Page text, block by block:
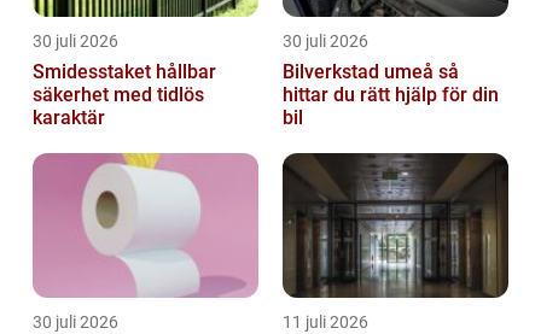
30 juli 2026
Smidesstaket hållbar
säkerhet med tidlös
karaktär
30 juli 2026
Bilverkstad umeå så
hittar du rätt hjälp för din
bil
30 juli 2026 11 juli 2026